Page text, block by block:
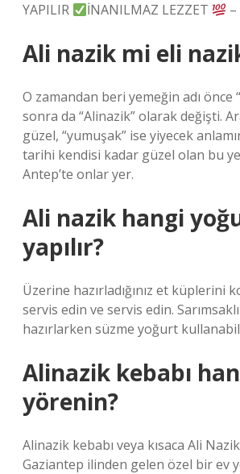
YAPILIR
İNANILMAZ LEZZET
Ali nazik mi eli
O zamandan beri yemeğin adı önce
sonra da “Alinazik” olarak değişti.
güzel, “yumuşak” ise yiyecek
tarihi kendisi kadar güzel olan bu
Antep’te onlar yer.
Ali nazik hangi
yapılır?
Üzerine hazırladığınız et küplerini
servis edin ve servis edin.
hazırlarken süzme yoğurt
Alinazik kebabı
yörenin?
Alinazik kebabı veya kısaca Ali
Gaziantep ilinden gelen özel bir ev